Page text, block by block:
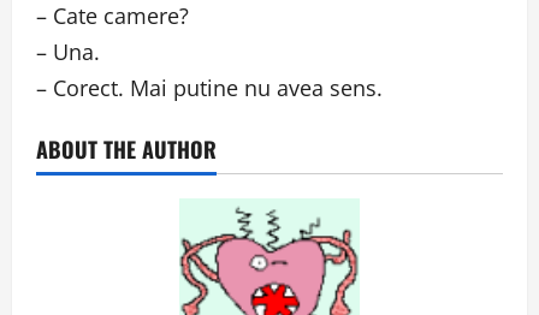
– Cate camere?
– Una.
– Corect. Mai putine nu avea sens.
ABOUT THE AUTHOR